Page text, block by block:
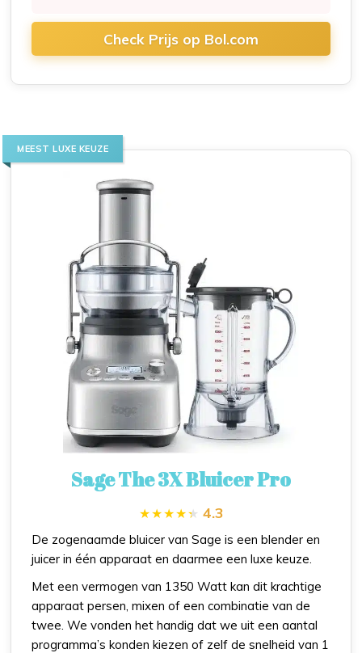
Check Prijs op Bol.com
MEEST LUXE KEUZE
Sage The 3X Bluicer Pro
4.3
De zogenaamde bluicer van Sage is een blender en
juicer in één apparaat en daarmee een luxe keuze.
Met een vermogen van 1350 Watt kan dit krachtige
apparaat persen, mixen of een combinatie van de
twee. We vonden het handig dat we uit een aantal
programma’s konden kiezen of zelf de snelheid van 1